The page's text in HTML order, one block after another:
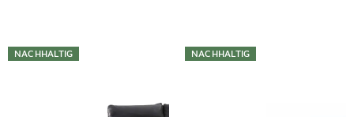
NACHHALTIG NACHHALTIG